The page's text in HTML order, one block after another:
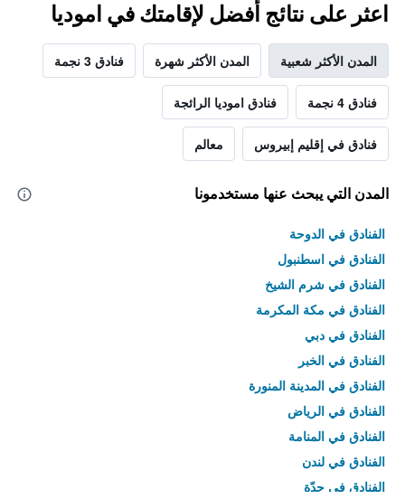
اعثر على نتائج أفضل لإقامتك في اموديا
المدن الأكثر شعبية المدن الأكثر شهرة فنادق 3 نجمة
فنادق 4 نجمة فنادق اموديا الرائجة
فنادق في إقليم إبيروس معالم
المدن التي يبحث عنها مستخدمونا
الفنادق في الدوحة
الفنادق في اسطنبول
الفنادق في شرم الشيخ
الفنادق في مكة المكرمة
الفنادق في دبي
الفنادق في الخبر
الفنادق في المدينة المنورة
الفنادق في الرياض
الفنادق في المنامة
الفنادق في لندن
الفنادق في جدّة